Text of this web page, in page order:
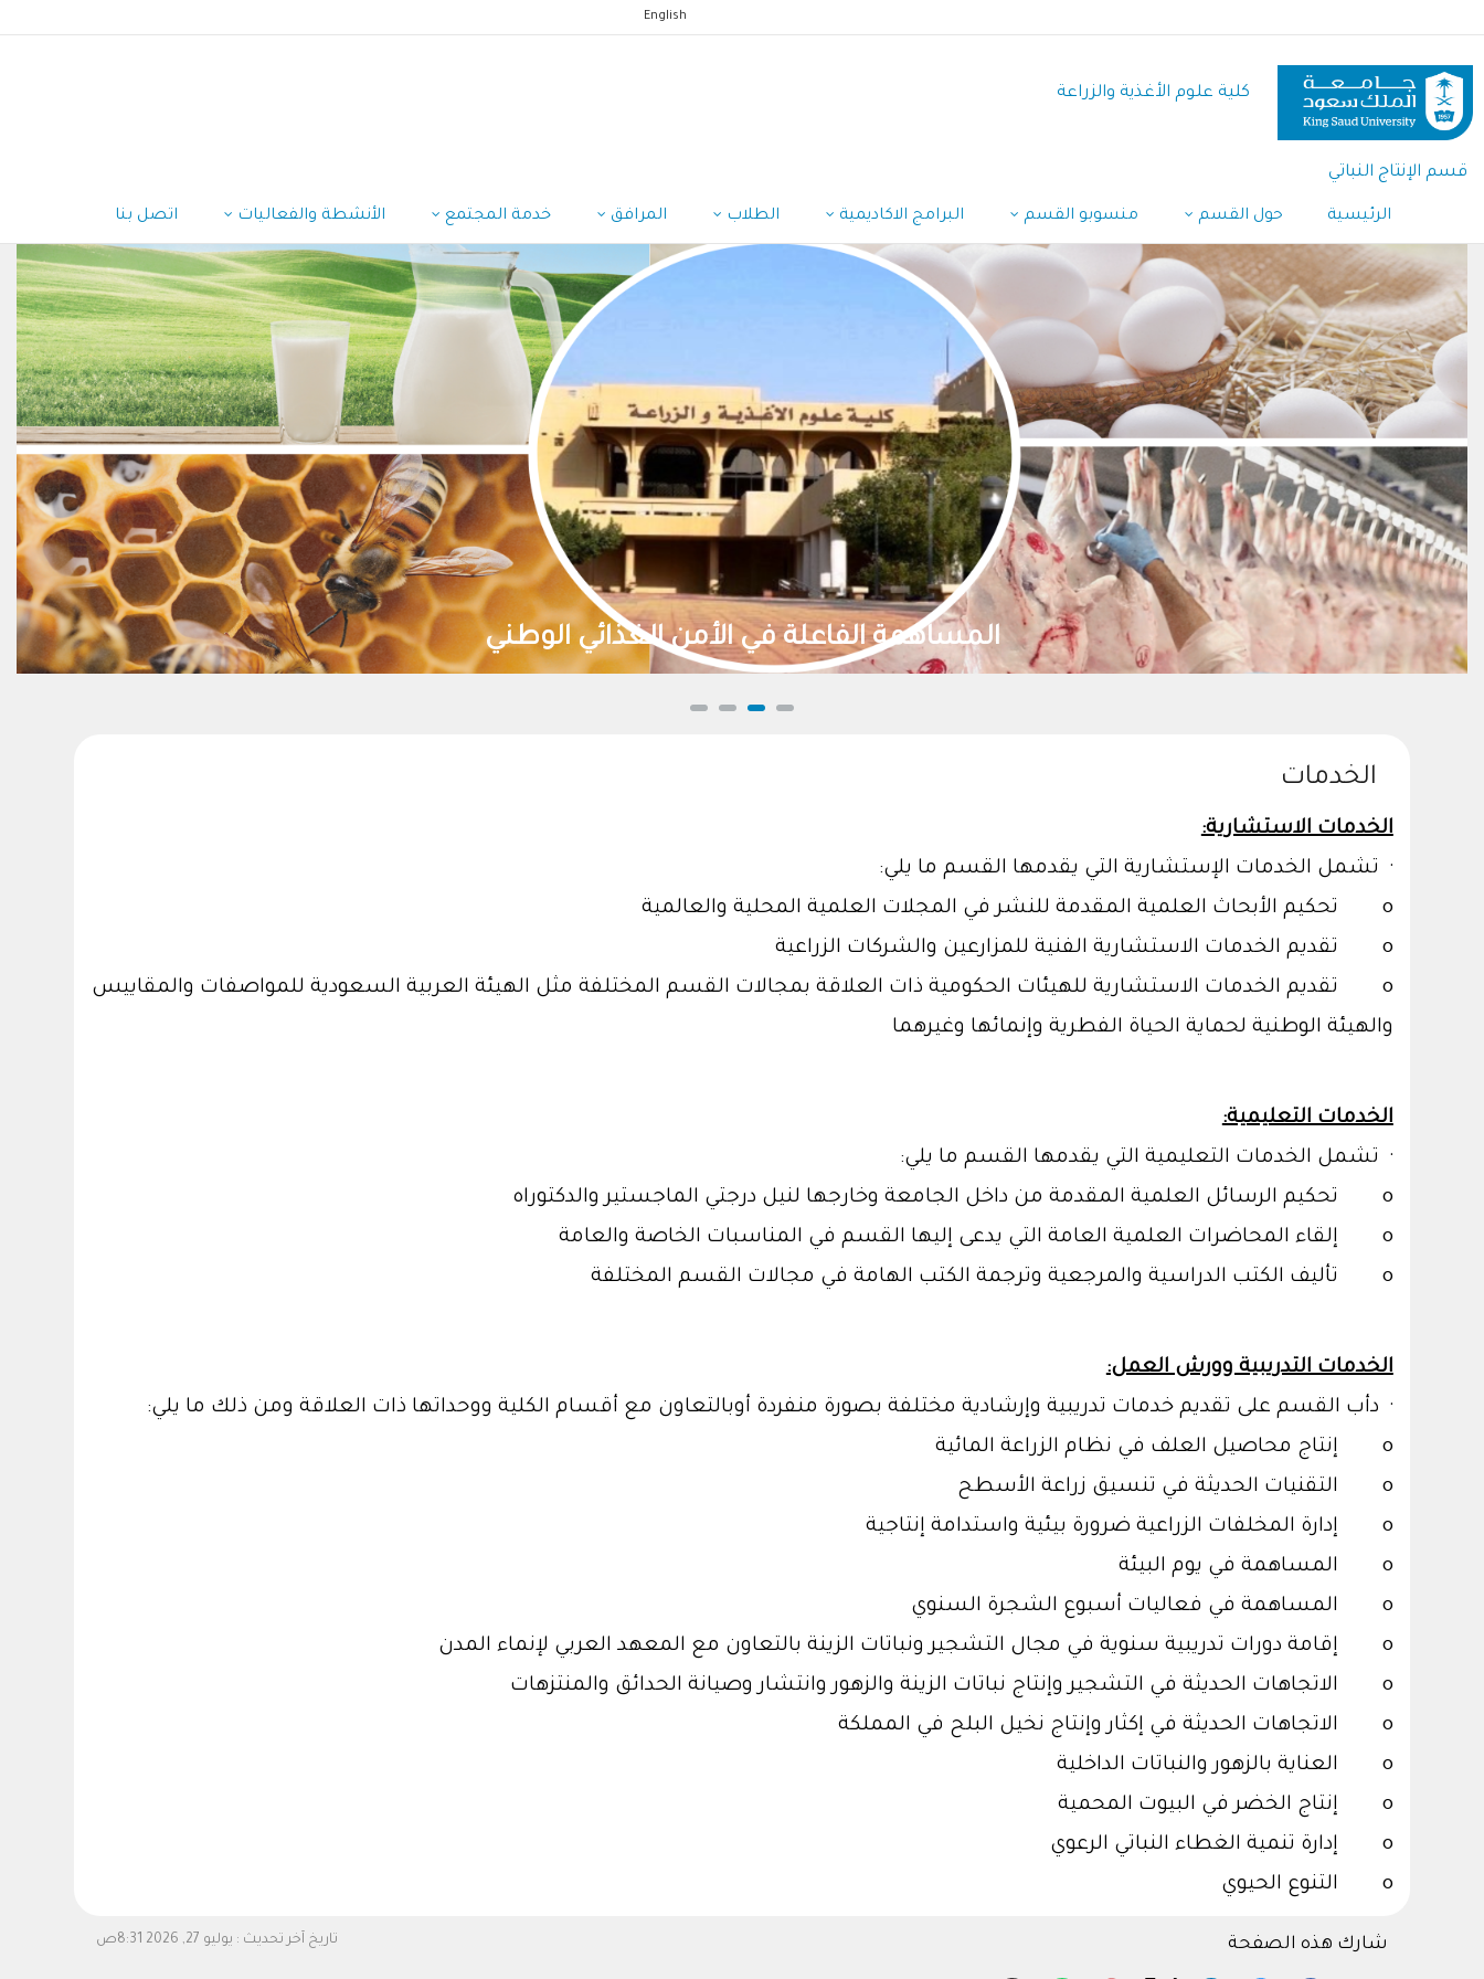
المحتوى
الرئيسي
English
كلية علوم الأغذية والزراعة
قسم الإنتاج النباتي
الرئيسية حول القسم منسوبو القسم البرامج الاكاديمية الطلاب المرافق خدمة المجتمع الأنشطة والفعاليات اتصل بنا
تنمية الموارد الطبيعية واستدامتها
الخدمات
الخدمات الاستشارية:
· تشمل الخدمات الإستشارية التي يقدمها القسم ما يلي:
o تحكيم الأبحاث العلمية المقدمة للنشر في المجلات العلمية المحلية والعالمية
o تقديم الخدمات الاستشارية الفنية للمزارعين والشركات الزراعية
o تقديم الخدمات الاستشارية للهيئات الحكومية ذات العلاقة بمجالات القسم المختلفة مثل الهيئة العربية السعودية للمواصفات والمقاييس
والهيئة الوطنية لحماية الحياة الفطرية وإنمائها وغيرهما
الخدمات التعليمية:
· تشمل الخدمات التعليمية التي يقدمها القسم ما يلي:
o تحكيم الرسائل العلمية المقدمة من داخل الجامعة وخارجها لنيل درجتي الماجستير والدكتوراه
o إلقاء المحاضرات العلمية العامة التي يدعى إليها القسم في المناسبات الخاصة والعامة
o تأليف الكتب الدراسية والمرجعية وترجمة الكتب الهامة في مجالات القسم المختلفة
الخدمات التدريبية وورش العمل:
· دأب القسم على تقديم خدمات تدريبية وإرشادية مختلفة بصورة منفردة أوبالتعاون مع أقسام الكلية ووحداتها ذات العلاقة ومن ذلك ما يلي:
o إنتاج محاصيل العلف في نظام الزراعة المائية
o التقنيات الحديثة في تنسيق زراعة الأسطح
o إدارة المخلفات الزراعية ضرورة بيئية واستدامة إنتاجية
o المساهمة في يوم البيئة
o المساهمة في فعاليات أسبوع الشجرة السنوي
o إقامة دورات تدريبية سنوية في مجال التشجير ونباتات الزينة بالتعاون مع المعهد العربي لإنماء المدن
o الاتجاهات الحديثة في التشجير وإنتاج نباتات الزينة والزهور وانتشار وصيانة الحدائق والمنتزهات
o الاتجاهات الحديثة في إكثار وإنتاج نخيل البلح في المملكة
o العناية بالزهور والنباتات الداخلية
o إنتاج الخضر في البيوت المحمية
o إدارة تنمية الغطاء النباتي الرعوي
o التنوع الحيوي
تاريخ آخر تحديث : يوليو 27, 2026 8:31ص شارك هذه الصفحة